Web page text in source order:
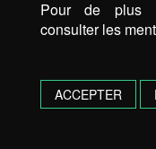
Pour de plus
consulter les
ACCEPTER